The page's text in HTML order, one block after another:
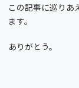
この記事に巡りあ
ます。
ありがとう。